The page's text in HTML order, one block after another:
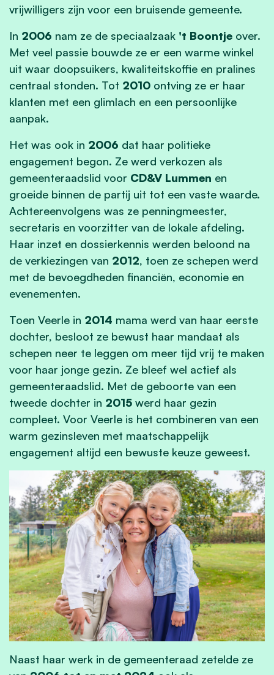
vrijwilligers zijn voor een bruisende gemeente.
In 2006 nam ze de speciaalzaak 't Boontje over.
Met veel passie bouwde ze er een warme winkel
uit waar doopsuikers, kwaliteitskoffie en pralines
centraal stonden. Tot 2010 ontving ze er haar
klanten met een glimlach en een persoonlijke
aanpak.
Het was ook in 2006 dat haar politieke
engagement begon. Ze werd verkozen als
gemeenteraadslid voor CD&V Lummen en
groeide binnen de partij uit tot een vaste waarde.
Achtereenvolgens was ze penningmeester,
secretaris en voorzitter van de lokale afdeling.
Haar inzet en dossierkennis werden beloond na
de verkiezingen van 2012, toen ze schepen werd
met de bevoegdheden financiën, economie en
evenementen.
Toen Veerle in 2014 mama werd van haar eerste
dochter, besloot ze bewust haar mandaat als
schepen neer te leggen om meer tijd vrij te maken
voor haar jonge gezin. Ze bleef wel actief als
gemeenteraadslid. Met de geboorte van een
tweede dochter in 2015 werd haar gezin
compleet. Voor Veerle is het combineren van een
warm gezinsleven met maatschappelijk
engagement altijd een bewuste keuze geweest.
Naast haar werk in de gemeenteraad zetelde ze